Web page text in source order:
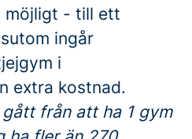
möjligt - till ett
ingår
i
extra kostnad.
från att ha 1 gym